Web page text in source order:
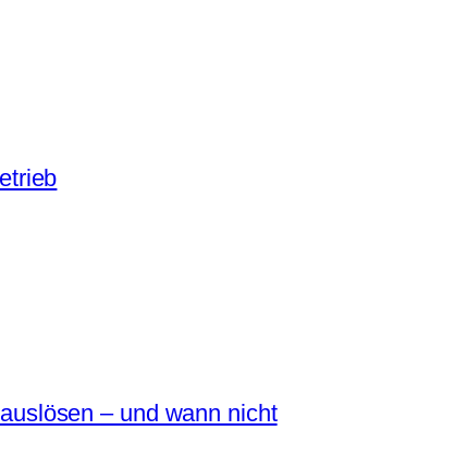
– und wann nicht